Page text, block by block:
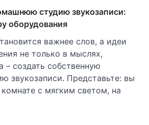
студию звукозаписи:
оборудования
важнее слов, а идеи
не только в мыслях,
– создать собственную
звукозаписи. Представьте: вы
с мягким светом, на